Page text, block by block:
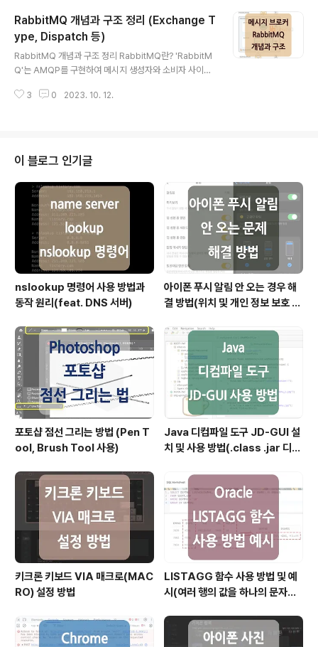
터 연동의 복잡성이 높고 확장이 어려운 구조인 반면, Kafk
a를 사용하면 보내는 쪽에서는 Kafka로 메시지를 보내면
되고, 받는 쪽에서도 누가 그 메시지를 생성하고 보냈는지
에 관계없이 단순하게 메시지 자체를 가져와서 처리할 수
있게 됩니다. (단순히 text 형식의 메시지뿐만 아니라 jso
n, xml, java의 O..
RabbitMQ 개념과 구조 정리 (Exchange T
ype, Dispatch 등)
RabbitMQ 개념과 구조 정리 RabbitMQ란? 'RabbitM
Q'는 AMQP를 구현하여 메시지 생성자와 소비자 사이에
(Advenced Message Queuing Protocol) 메시지
동기 메시지를 사용하는 응용프로그램들 사이에서 데이터
를 송수신하는 것을 의미하며, 이러한 시스템을 구현한 솔
루션을 '메시지 큐(Message Queue)'라고 합니다. 그렇
다면 메시지 큐를 사용하는 이유는 무엇일까요? 메시지 큐
를 사용함으로써 얻을 수 있는 이점은 아래와 ..
3 0 2023. 10. 12.
이 블로그 인기글
nslookup 명령어 사용 방법과
동작 원리(feat. DNS 서버)
아이폰 푸시 알림 안 오는 경우 해
결 방법(위치 및 개인 정보 보호 재
포토샵 점선 그리는 방법 (Pen T
ool, Brush Tool 사용)
Java 디컴파일 도구 JD-GUI 설
치 및 사용 방법(.class .jar 디컴
키크론 키보드 VIA 매크로(MAC
RO) 설정 방법
LISTAGG 함수 사용 방법 및 예
시(여러 행의 값을 하나의 문자열